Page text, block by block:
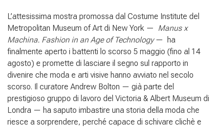
L’attesissima mostra promossa dal Costume Institute del
Metropolitan Museum of Art di New York — Manus x
Machina. Fashion in an Age of Technology — ha
finalmente aperto i battenti lo scorso 5 maggio (fino al 14
agosto) e promette di lasciare il segno sul rapporto in
divenire che moda e arti visive hanno avviato nel secolo
scorso. Il curatore Andrew Bolton — già parte del
prestigioso gruppo di lavoro del Victoria & Albert Museum di
Londra — ha saputo imbastire una storia della moda che
riesce a sorprendere, perché capace di schivare clichè e